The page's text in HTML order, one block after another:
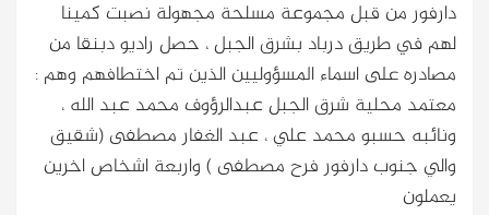
دارفور من قبل مجموعة مسلحة مجهولة نصبت كمينا
لهم في طريق درباد بشرق الجبل ، حصل راديو دبنقا من
مصادره على اسماء المسؤوليين الذين تم اختطافهم وهم :
معتمد محلية شرق الجبل عبدالرؤوف محمد عبد الله ،
ونائبه حسبو محمد علي ، عبد الغفار مصطفى (شقيق
والي جنوب دارفور فرح مصطفى ) واربعة اشخاص اخرين
يعملون